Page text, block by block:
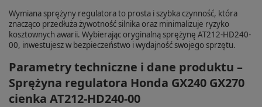
Wymiana sprężyny regulatora to prosta i szybka czynność, która
znacząco przedłuża żywotność silnika oraz minimalizuje ryzyko
kosztownych awarii. Wybierając oryginalną sprężynę AT212-HD240-
00, inwestujesz w bezpieczeństwo i wydajność swojego sprzętu.
Parametry techniczne i dane produktu –
Sprężyna regulatora Honda GX240 GX270
cienka AT212-HD240-00